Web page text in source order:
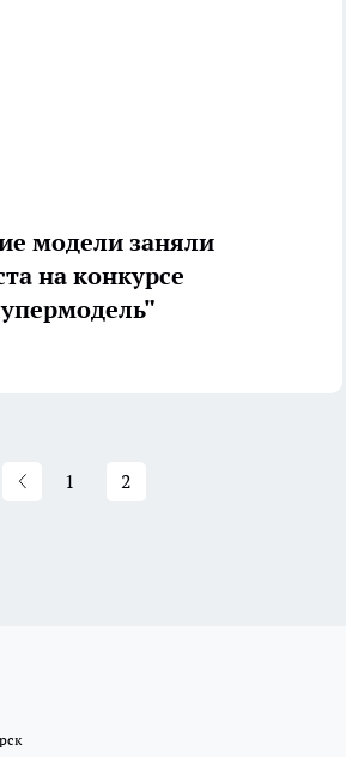
модели заняли
на конкурсе
1 2